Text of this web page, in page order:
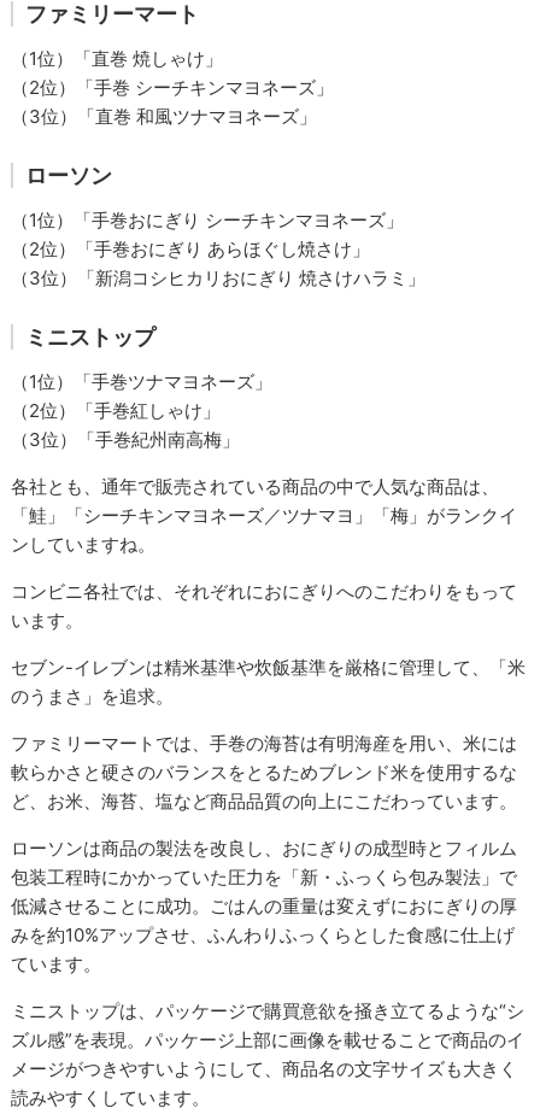
ファミリーマート
（1位）「直巻 焼しゃけ」
（2位）「手巻 シーチキンマヨネーズ」
（3位）「直巻 和風ツナマヨネーズ」
ローソン
（1位）「手巻おにぎり シーチキンマヨネーズ」
（2位）「手巻おにぎり あらほぐし焼さけ」
（3位）「新潟コシヒカリおにぎり 焼さけハラミ」
ミニストップ
（1位）「手巻ツナマヨネーズ」
（2位）「手巻紅しゃけ」
（3位）「手巻紀州南高梅」
各社とも、通年で販売されている商品の中で人気な商品は、
「鮭」「シーチキンマヨネーズ／ツナマヨ」「梅」がランクイ
ンしていますね。
コンビニ各社では、それぞれにおにぎりへのこだわりをもって
います。
セブン-イレブンは精米基準や炊飯基準を厳格に管理して、「米
のうまさ」を追求。
ファミリーマートでは、手巻の海苔は有明海産を用い、米には
軟らかさと硬さのバランスをとるためブレンド米を使用するな
ど、お米、海苔、塩など商品品質の向上にこだわっています。
ローソンは商品の製法を改良し、おにぎりの成型時とフィルム
包装工程時にかかっていた圧力を「新・ふっくら包み製法」で
低減させることに成功。ごはんの重量は変えずにおにぎりの厚
みを約10%アップさせ、ふんわりふっくらとした食感に仕上げ
ています。
ミニストップは、パッケージで購買意欲を掻き立てるような“シ
ズル感”を表現。パッケージ上部に画像を載せることで商品のイ
メージがつきやすいようにして、商品名の文字サイズも大きく
読みやすくしています。